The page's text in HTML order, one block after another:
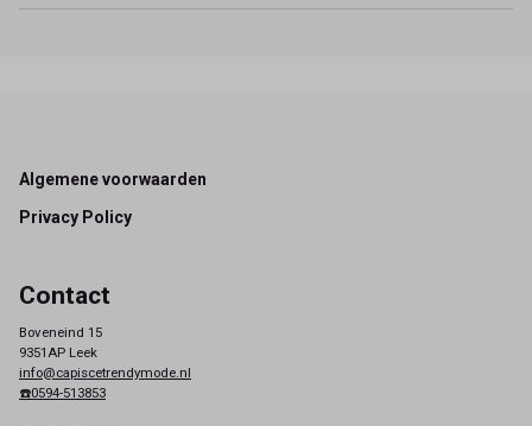
Footer
Algemene voorwaarden
Privacy Policy
Contact
Boveneind 15
9351AP Leek
info@capiscetrendymode.nl
☎️0594-513853